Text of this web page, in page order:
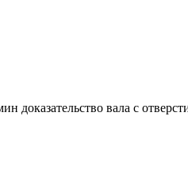
доказательство вала с